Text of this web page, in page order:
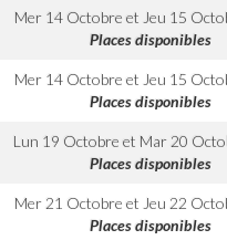
Mer 14 Octobre et Jeu 15
Places disponibles
Mer 14 Octobre et Jeu 15
Places disponibles
Lun 19 Octobre et Mar 20
Places disponibles
Mer 21 Octobre et Jeu 22
Places disponibles